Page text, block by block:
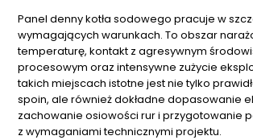
Panel denny kotła sodowego pracuje w
wymagających warunkach. To obszar
temperaturę, kontakt z agresywnym
procesowym oraz intensywne zużycie
takich miejscach istotne jest nie tylko
spoin, ale również dokładne dopasowanie
zachowanie osiowości rur i przygotowanie
z wymaganiami technicznymi projektu.